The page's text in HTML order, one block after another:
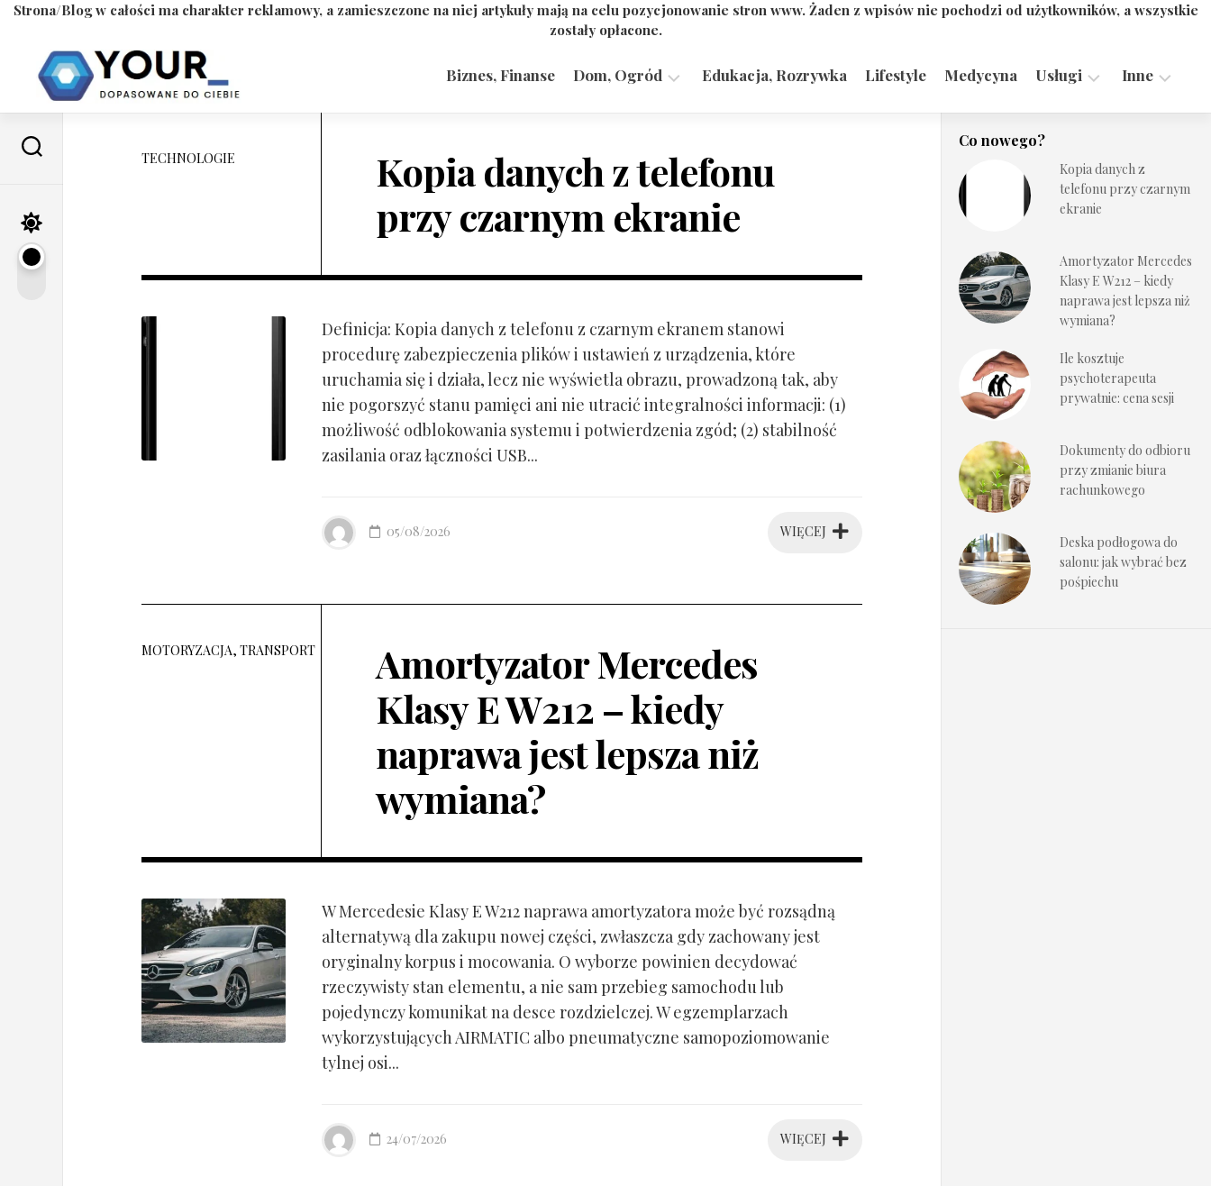
Strona/Blog w całości ma charakter reklamowy, a zamieszczone na niej artykuły mają na celu pozycjonowanie stron www. Żaden z wpisów nie pochodzi od użytkowników, a wszystkie
zostały opłacone.
content
Biznes, Finanse Dom, Ogród Edukacja, Rozrywka Lifestyle Medycyna Usługi
Technologie
Inne
TECHNOLOGIE
Kopia danych z telefonu
przy czarnym ekranie
Definicja: Kopia danych z telefonu z czarnym ekranem stanowi
procedurę zabezpieczenia plików i ustawień z urządzenia, które
uruchamia się i działa, lecz nie wyświetla obrazu, prowadzoną tak, aby
nie pogorszyć stanu pamięci ani nie utracić integralności informacji: (1)
możliwość odblokowania systemu i potwierdzenia zgód; (2) stabilność
zasilania oraz łączności USB...
WIĘCEJ
05/08/2026
MOTORYZACJA, TRANSPORT
Amortyzator Mercedes
Klasy E W212 – kiedy
naprawa jest lepsza niż
wymiana?
W Mercedesie Klasy E W212 naprawa amortyzatora może być rozsądną
alternatywą dla zakupu nowej części, zwłaszcza gdy zachowany jest
oryginalny korpus i mocowania. O wyborze powinien decydować
rzeczywisty stan elementu, a nie sam przebieg samochodu lub
pojedynczy komunikat na desce rozdzielczej. W egzemplarzach
wykorzystujących AIRMATIC albo pneumatyczne samopoziomowanie
tylnej osi...
WIĘCEJ
24/07/2026
Co nowego?
Kopia danych z
telefonu przy czarnym
ekranie
Amortyzator Mercedes
Klasy E W212 – kiedy
naprawa jest lepsza niż
wymiana?
Ile kosztuje
psychoterapeuta
prywatnie: cena sesji
Dokumenty do odbioru
przy zmianie biura
rachunkowego
Deska podłogowa do
salonu: jak wybrać bez
pośpiechu